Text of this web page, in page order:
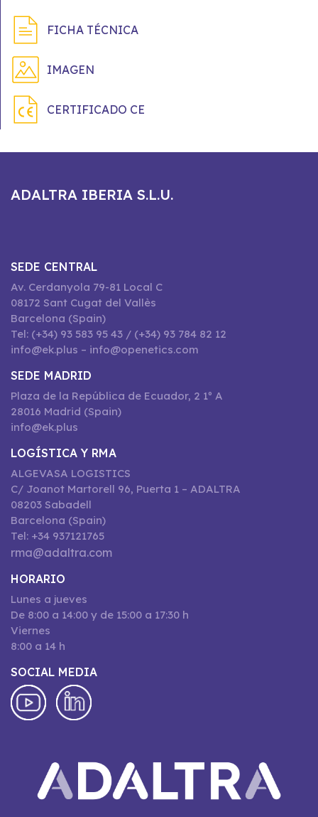
FICHA TÉCNICA
IMAGEN
CERTIFICADO CE
ADALTRA IBERIA S.L.U.
SEDE CENTRAL
Av. Cerdanyola 79-81 Local C
08172 Sant Cugat del Vallès
Barcelona (Spain)
Tel: (+34) 93 583 95 43 / (+34) 93 784 82 12
info@ek.plus – info@openetics.com
SEDE MADRID
Plaza de la República de Ecuador, 2 1º A
28016 Madrid (Spain)
info@ek.plus
LOGÍSTICA Y RMA
ALGEVASA LOGISTICS
C/ Joanot Martorell 96, Puerta 1 – ADALTRA
08203 Sabadell
Barcelona (Spain)
Tel: +34 937121765
rma@adaltra.com
HORARIO
Lunes a jueves
De 8:00 a 14:00 y de 15:00 a 17:30 h
Viernes
8:00 a 14 h
SOCIAL MEDIA